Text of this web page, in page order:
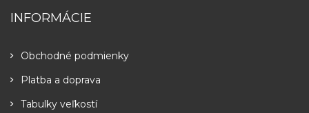
INFORMÁCIE
Obchodné podmienky
Platba a doprava
Tabulky veľkostí